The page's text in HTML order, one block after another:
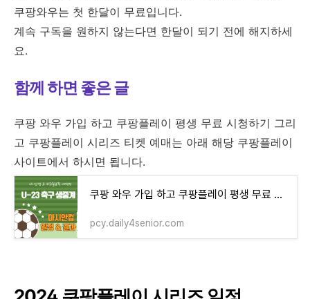
쿠팡와우는 첫 한달이 무료입니다.
계속 구독을 원하지 않는다면 한달이 되기 전에 해지하세
요.
함께 하면 좋은 글
쿠팡 와우 가입 하고 쿠팡플레이 평생 무료 시청하기 그리
고 쿠팡플레이 시리즈 티켓 예매는 아래 해당 쿠팡플레이
사이트에서 하시면 됩니다.
쿠팡 와우 가입 하고 쿠팡플레이 평생 무료 시청하기 무료 중계
pcy.daily4senior.com